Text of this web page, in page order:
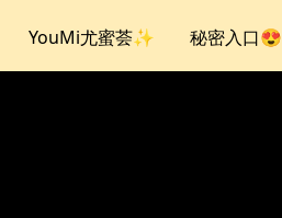
YouMi尤蜜荟✨ 秘密入口😍